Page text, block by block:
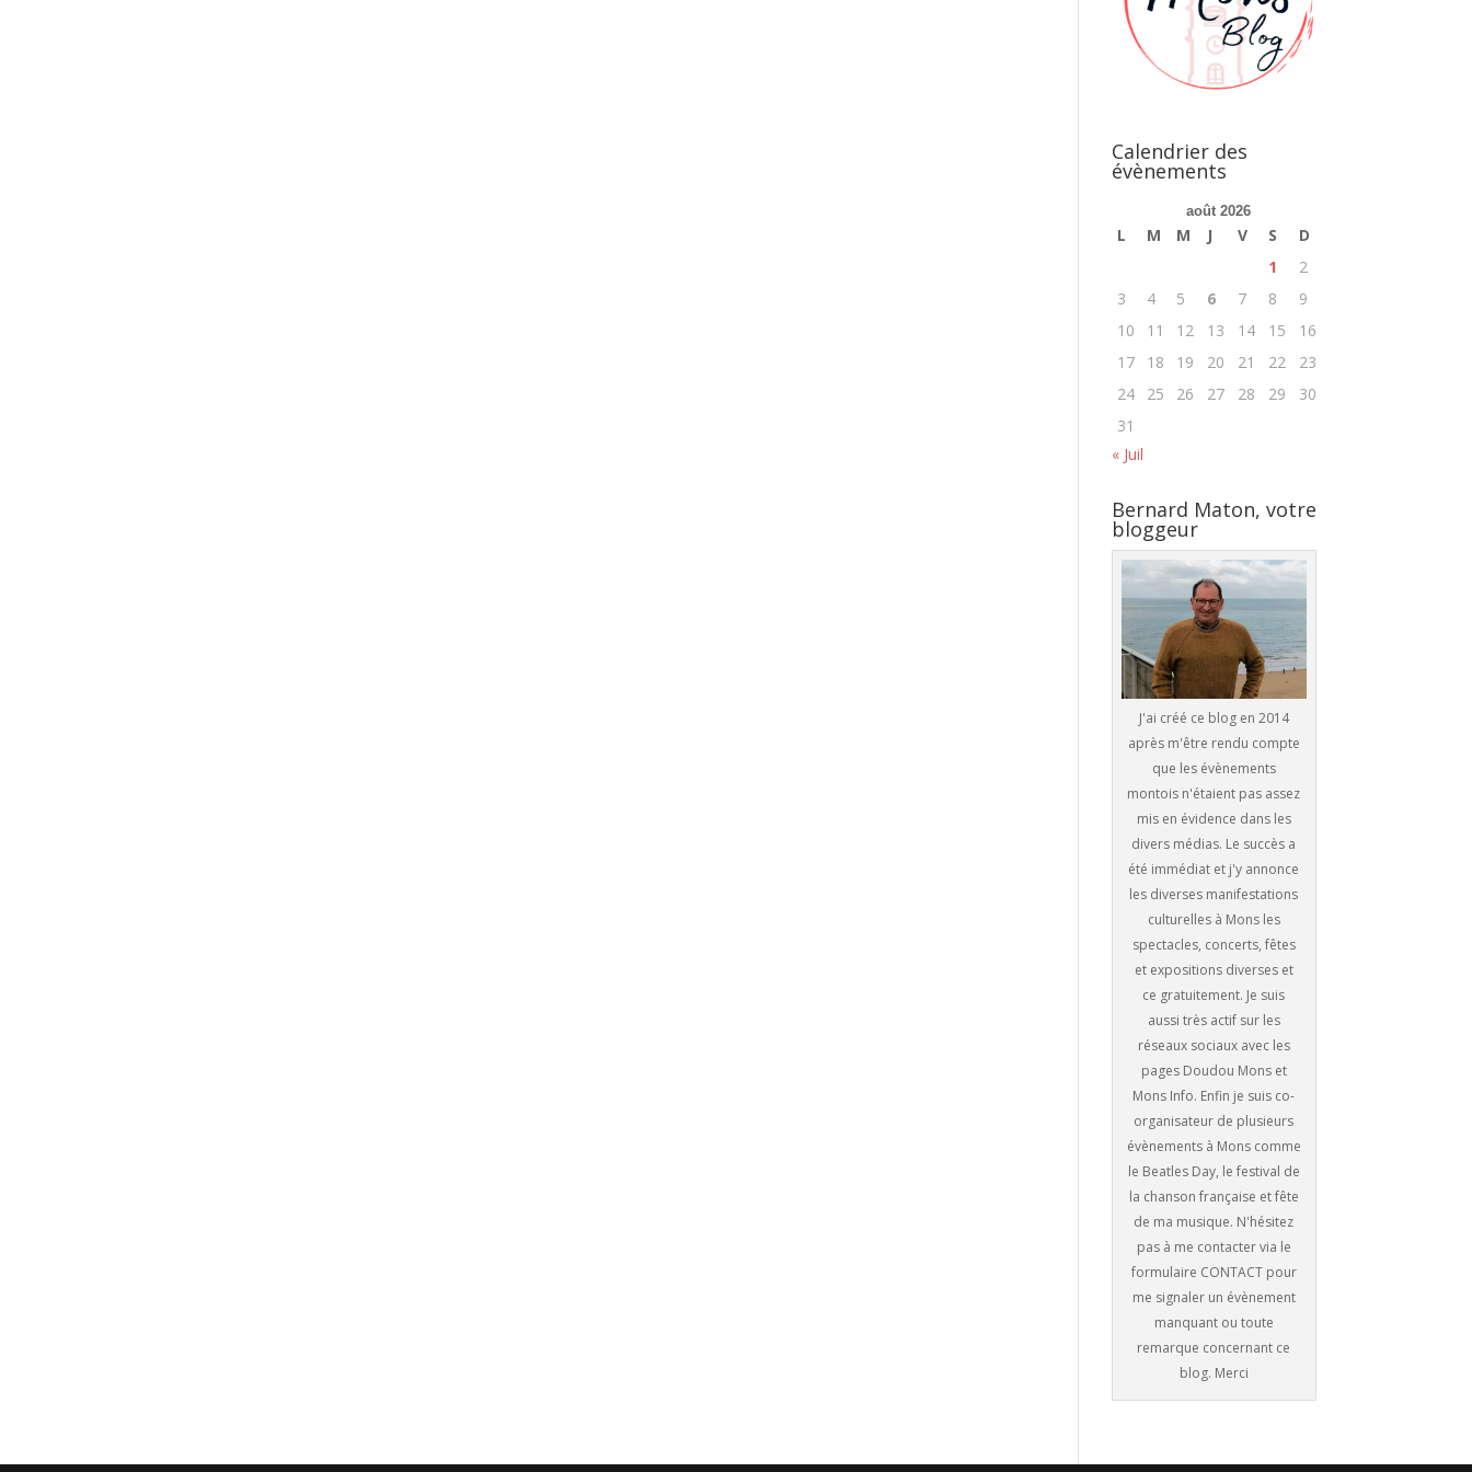
Calendrier des
évènements
août 2026
L M M J V S
D
1
2
3
4 5 6 7 8
9
10
11 12 13 14 15
16
17
18 19 20 21 22
23
24
25 26 27 28 29
30
31
« Juil
Bernard Maton, votre
bloggeur
J'ai créé ce blog en 2014
après m'être rendu compte
que les évènements
montois n'étaient pas assez
mis en évidence dans les
divers médias. Le succès a
été immédiat et j'y annonce
les diverses manifestations
culturelles à Mons les
spectacles, concerts, fêtes
et expositions diverses et
ce gratuitement. Je suis
aussi très actif sur les
réseaux sociaux avec les
pages Doudou Mons et
Mons Info. Enfin je suis co-
organisateur de plusieurs
évènements à Mons comme
le Beatles Day, le festival de
la chanson française et fête
de ma musique. N'hésitez
pas à me contacter via le
formulaire CONTACT pour
me signaler un évènement
manquant ou toute
remarque concernant ce
blog. Merci